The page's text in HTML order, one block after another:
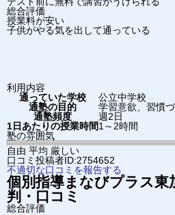
総合評価
授業料が安い
子供がやる気を出して通っている
利用内容
通っていた学校
公立中学校
通塾の目的
学習意欲、習慣
通塾頻度
週2日
1日あたりの授業時間1～2時間
塾の雰囲気
自由 平均 厳しい
口コミ投稿者ID:2754652
不適切な口コミを報告する
個別指導まなびプラス東
判・口コミ
総合評価